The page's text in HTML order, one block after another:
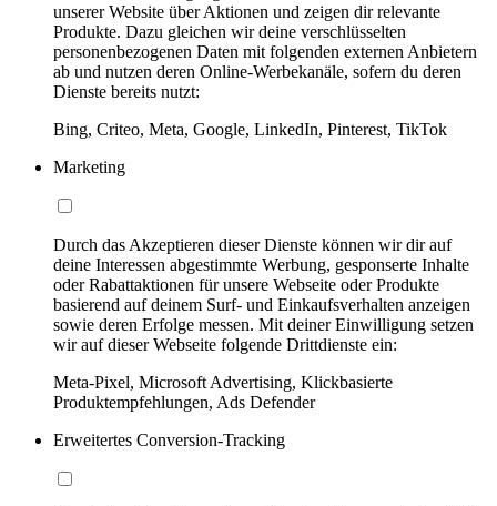
unserer Website über Aktionen und zeigen dir relevante
Produkte. Dazu gleichen wir deine verschlüsselten
personenbezogenen Daten mit folgenden externen Anbietern
ab und nutzen deren Online-Werbekanäle, sofern du deren
Dienste bereits nutzt:
Bing, Criteo, Meta, Google, LinkedIn, Pinterest, TikTok
Marketing
Durch das Akzeptieren dieser Dienste können wir dir auf
deine Interessen abgestimmte Werbung, gesponserte Inhalte
oder Rabattaktionen für unsere Webseite oder Produkte
basierend auf deinem Surf- und Einkaufsverhalten anzeigen
sowie deren Erfolge messen. Mit deiner Einwilligung setzen
wir auf dieser Webseite folgende Drittdienste ein:
Meta-Pixel, Microsoft Advertising, Klickbasierte
Produktempfehlungen, Ads Defender
Erweitertes Conversion-Tracking